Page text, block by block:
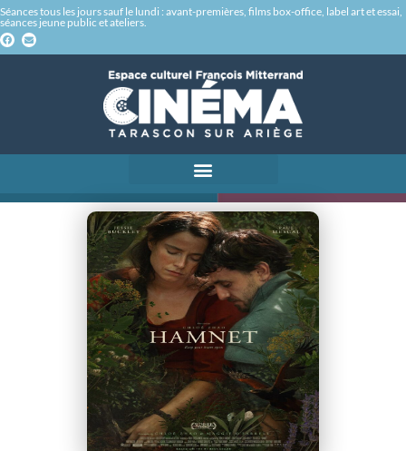
Séances tous les jours sauf le lundi : avant-premières, films box-office, label art et essai,
séances jeune public et ateliers.